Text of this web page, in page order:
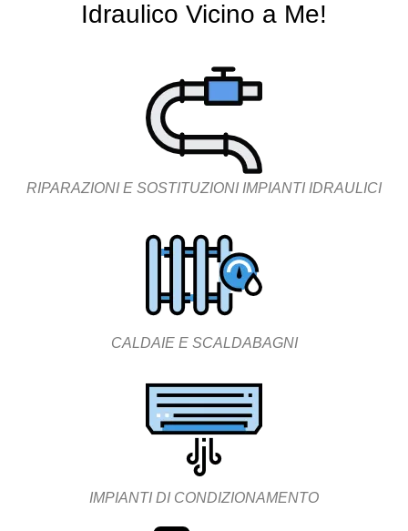
Idraulico Vicino a Me!
RIPARAZIONI E SOSTITUZIONI IMPIANTI IDRAULICI
CALDAIE E SCALDABAGNI
IMPIANTI DI CONDIZIONAMENTO